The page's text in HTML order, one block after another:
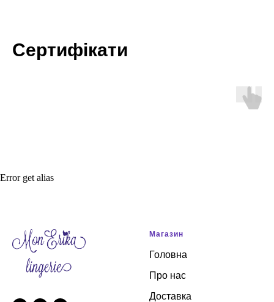
Сертифікати
Error get alias
Магазин
Головна
Про нас
Доставка